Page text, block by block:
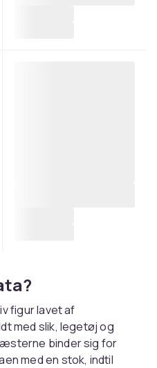
figur lavet af
med slik, legetøj og
binder sig for
med en stok, indtil